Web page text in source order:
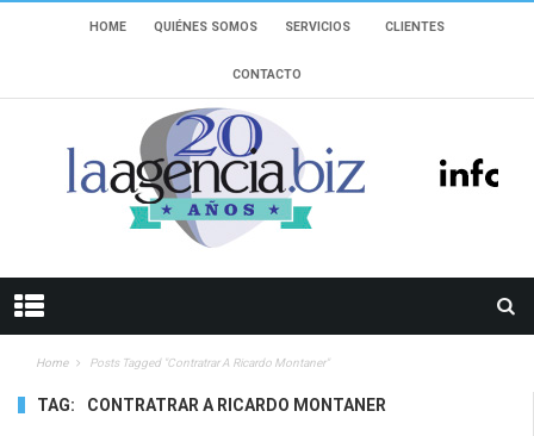
HOME QUIÉNES SOMOS SERVICIOS CLIENTES
CONTACTO
Home Posts Tagged "Contratrar A Ricardo Montaner"
TAG: CONTRATRAR A RICARDO MONTANER